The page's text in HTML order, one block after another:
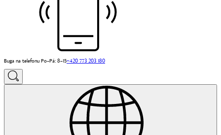
Buga na telefonu Po–Pá: 8–15+420 773 203 180